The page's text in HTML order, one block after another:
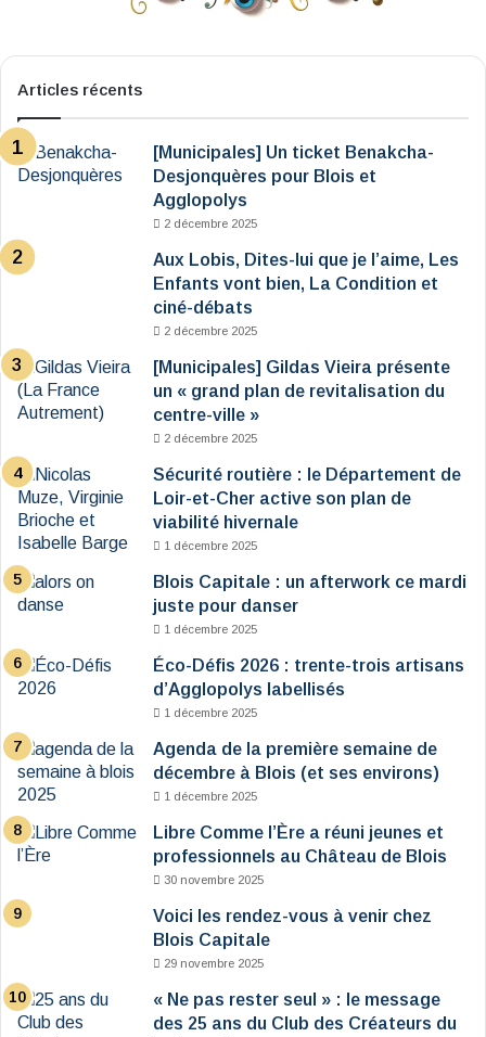
Articles récents
[Municipales] Un ticket Benakcha-
Desjonquères pour Blois et
Agglopolys
2 décembre 2025
Aux Lobis, Dites-lui que je l’aime, Les
Enfants vont bien, La Condition et
ciné-débats
2 décembre 2025
[Municipales] Gildas Vieira présente
un « grand plan de revitalisation du
centre-ville »
2 décembre 2025
Sécurité routière : le Département de
Loir-et-Cher active son plan de
viabilité hivernale
1 décembre 2025
Blois Capitale : un afterwork ce mardi
juste pour danser
1 décembre 2025
Éco-Défis 2026 : trente-trois artisans
d’Agglopolys labellisés
1 décembre 2025
Agenda de la première semaine de
décembre à Blois (et ses environs)
1 décembre 2025
Libre Comme l’Ère a réuni jeunes et
professionnels au Château de Blois
30 novembre 2025
Voici les rendez-vous à venir chez
Blois Capitale
29 novembre 2025
« Ne pas rester seul » : le message
des 25 ans du Club des Créateurs du